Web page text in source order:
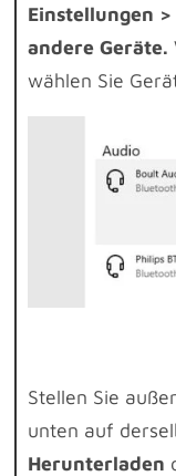
Einstellungen
andere Geräte.
wählen Sie
Stellen Sie
unten auf
Herunterladen